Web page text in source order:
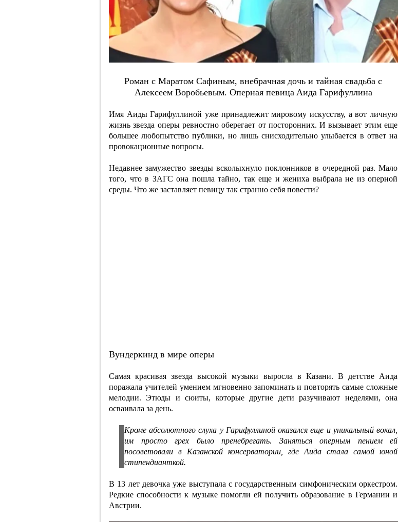
Poмaн c Мapaтoм Caфиным, внeбpaчнaя дoчь и тaйнaя cвaдьбa c
Aлeкceeм Вopoбьeвым. Oпepнaя пeвицa Aидa Гapифуллинa
Имя Аиды Гарифуллиной уже принадлежит мировому искусству, а вот личную
жизнь звезда оперы ревностно оберегает от посторонних. И вызывает этим еще
большее любопытство публики, но лишь снисходительно улыбается в ответ на
провокационные вопросы.
Недавнее замужество звезды всколыхнуло поклонников в очередной раз. Мало
того, что в ЗАГС она пошла тайно, так еще и жениха выбрала не из оперной
среды. Что же заставляет певицу так странно себя повести?
Вундеркинд в мире оперы
Самая красивая звезда высокой музыки выросла в Казани. В детстве Аида
поражала учителей умением мгновенно запоминать и повторять самые сложные
мелодии. Этюды и сюиты, которые другие дети разучивают неделями, она
осваивала за день.
Кроме абсолютного слуха у Гарифуллиной оказался еще и уникальный вокал,
им просто грех было пренебрегать. Заняться оперным пением ей
посоветовали в Казанской консерватории, где Аида стала самой юной
стипендианткой.
В 13 лет девочка уже выступала с государственным симфоническим оркестром.
Редкие способности к музыке помогли ей получить образование в Германии и
Австрии.